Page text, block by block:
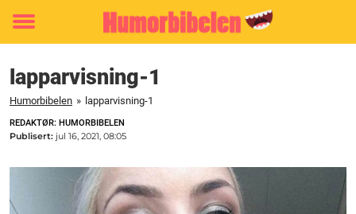
Toggle
lapparvisning-1
Humorbibelen » lapparvisning-1
REDAKTØR: HUMORBIBELEN
Publisert: jul 16, 2021, 08:05